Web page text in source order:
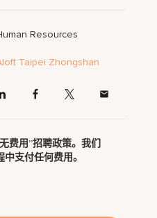
Resources
Taipei Zhongshan
费用”招聘政策。我们
支付任何费用。